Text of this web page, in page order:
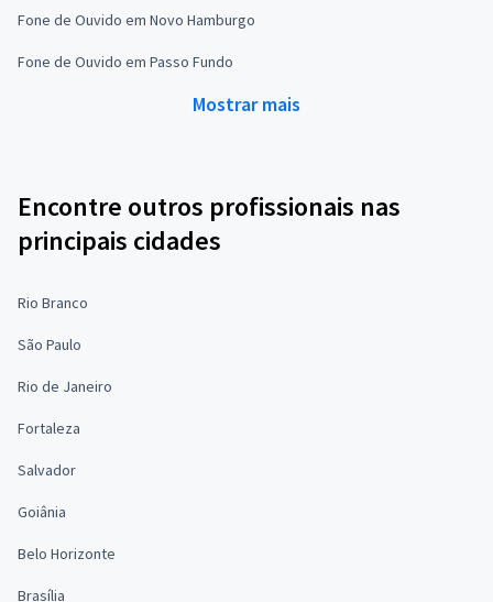
Fone de Ouvido em Novo Hamburgo
Fone de Ouvido em Passo Fundo
Mostrar mais
Encontre outros profissionais nas
principais cidades
Rio Branco
São Paulo
Rio de Janeiro
Fortaleza
Salvador
Goiânia
Belo Horizonte
Brasília